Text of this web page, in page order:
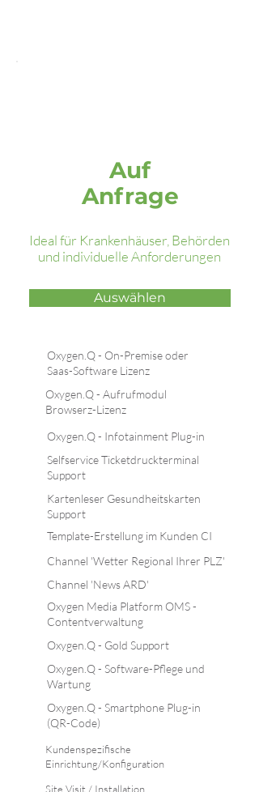
Auf
Anfrage
Ideal für Krankenhäuser, Behörden
und individuelle Anforderungen
Auswählen
Oxygen.Q - On-Premise oder
Saas-Software Lizenz
Oxygen.Q - Infotainment Plug-in
Selfservice Ticketdruckterminal
Support
Kartenleser Gesundheitskarten
Support
Template-Erstellung im Kunden CI
Channel 'Wetter Regional Ihrer PLZ'
Channel 'News ARD'
Oxygen Media Platform OMS -
Contentverwaltung
Oxygen.Q - Gold Support
Oxygen.Q - Software-Pflege und
Wartung
Oxygen.Q - Smartphone Plug-in
(QR-Code)
Kundenspezifische
Einrichtung/Konfiguration
Site Visit / Installation
Oxygen.Q - Aufrufmodul
Browserz-Lizenz